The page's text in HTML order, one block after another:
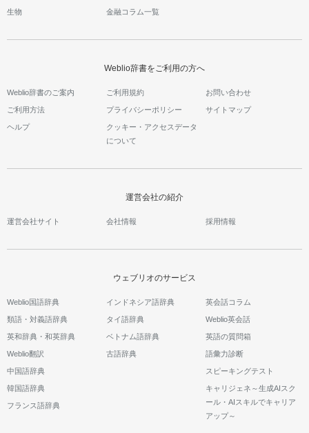
生物 金融コラム一覧
Weblio辞書をご利用の方へ
Weblio辞書のご案内 ご利用規約 お問い合わせ
ご利用方法 プライバシーポリシー サイトマップ
ヘルプ
クッキー・アクセスデータ
について
運営会社の紹介
運営会社サイト 会社情報 採用情報
ウェブリオのサービス
Weblio国語辞典
類語・対義語辞典
英和辞典・和英辞典
Weblio翻訳
中国語辞典
韓国語辞典
フランス語辞典
インドネシア語辞典
タイ語辞典
ベトナム語辞典
古語辞典
英会話コラム
Weblio英会話
英語の質問箱
語彙力診断
スピーキングテスト
キャリジェネ～生成AIスク
ール・AIスキルでキャリア
アップ～